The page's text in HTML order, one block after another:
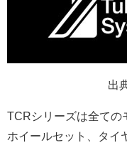
出
TCRシリーズは全ての
ホイールセット、タイ